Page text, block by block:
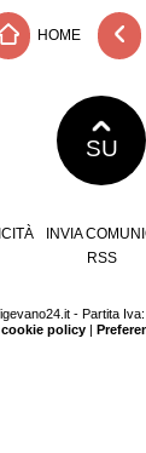
HOME
SU
INVIA
RSS
- Partita
cookie policy|